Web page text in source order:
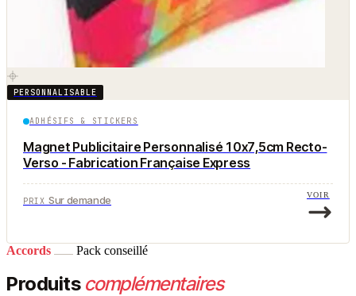
PERSONNALISABLE
ADHÉSIFS & STICKERS
Magnet Publicitaire Personnalisé 10x7,5cm Recto-
Verso - Fabrication Française Express
PRIX Sur demande VOIR
Accords Pack conseillé
Produits complémentaires